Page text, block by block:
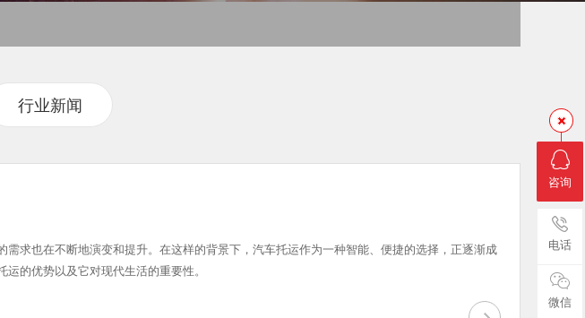
行业新闻
需求也在不断地演变和提升。在这样的背景下，汽车托运作为一种智能、便捷的选择，正逐渐成
的优势以及它对现代生活的重要性。
咨询
电话
微信